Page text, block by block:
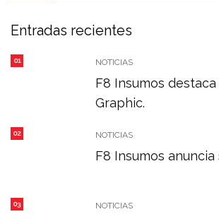
Entradas recientes
01 NOTICIAS
F8 Insumos
Graphic.
02 NOTICIAS
F8 Insumos anuncia
03 NOTICIAS